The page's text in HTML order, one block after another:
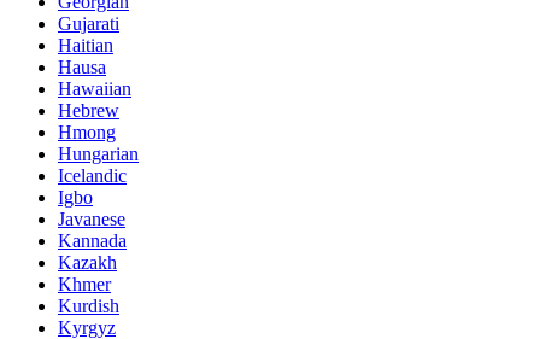
Gujarati
Haitian
Hausa
Hawaiian
Hebrew
Hmong
Hungarian
Icelandic
Igbo
Javanese
Kannada
Kazakh
Khmer
Kurdish
Kyrgyz